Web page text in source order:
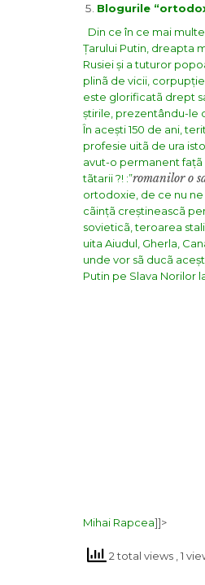
Blogurile
Din ce în ce mai
Țarului Putin, dreapta
Rusiei și a tuturor
plinã de vicii,
este glorificatã drept
știrile, prezentându-le
În acești 150 de ani,
profesie uitã de ura
avut-o permanent fațã
tãtarii ?! :”romanilor o
ortodoxie, de ce nu ne
cãințã creștineascã
sovieticã, teroarea
uita Aiudul, Gherla,
unde vor sã ducã
Putin pe Slava Norilor
Mihai Rapcea]]>
2 total views , 1